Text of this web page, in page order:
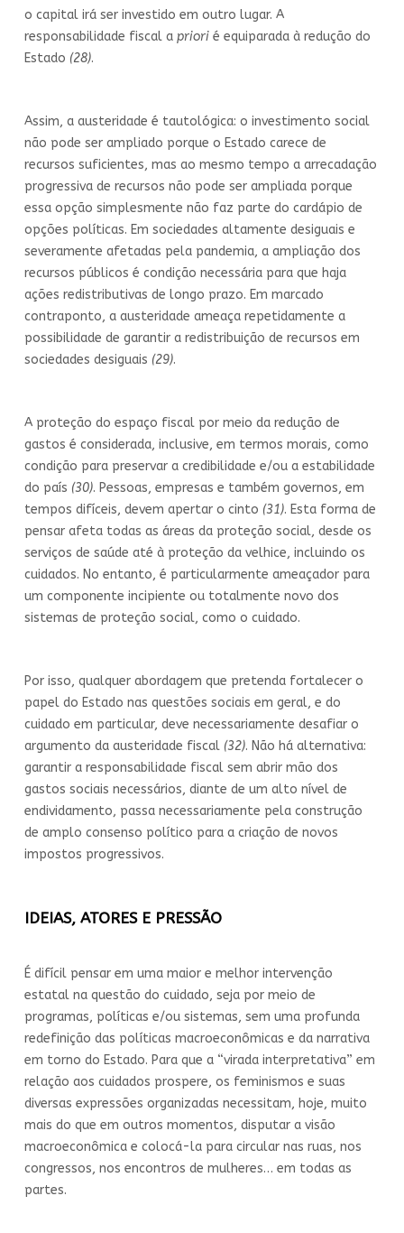
o capital irá ser investido em outro lugar. A
responsabilidade fiscal a priori é equiparada à redução do
Estado (28).
Assim, a austeridade é tautológica: o investimento social
não pode ser ampliado porque o Estado carece de
recursos suficientes, mas ao mesmo tempo a arrecadação
progressiva de recursos não pode ser ampliada porque
essa opção simplesmente não faz parte do cardápio de
opções políticas. Em sociedades altamente desiguais e
severamente afetadas pela pandemia, a ampliação dos
recursos públicos é condição necessária para que haja
ações redistributivas de longo prazo. Em marcado
contraponto, a austeridade ameaça repetidamente a
possibilidade de garantir a redistribuição de recursos em
sociedades desiguais (29).
A proteção do espaço fiscal por meio da redução de
gastos é considerada, inclusive, em termos morais, como
condição para preservar a credibilidade e/ou a estabilidade
do país (30). Pessoas, empresas e também governos, em
tempos difíceis, devem apertar o cinto (31). Esta forma de
pensar afeta todas as áreas da proteção social, desde os
serviços de saúde até à proteção da velhice, incluindo os
cuidados. No entanto, é particularmente ameaçador para
um componente incipiente ou totalmente novo dos
sistemas de proteção social, como o cuidado.
Por isso, qualquer abordagem que pretenda fortalecer o
papel do Estado nas questões sociais em geral, e do
cuidado em particular, deve necessariamente desafiar o
argumento da austeridade fiscal (32). Não há alternativa:
garantir a responsabilidade fiscal sem abrir mão dos
gastos sociais necessários, diante de um alto nível de
endividamento, passa necessariamente pela construção
de amplo consenso político para a criação de novos
impostos progressivos.
IDEIAS, ATORES E PRESSÃO
É difícil pensar em uma maior e melhor intervenção
estatal na questão do cuidado, seja por meio de
programas, políticas e/ou sistemas, sem uma profunda
redefinição das políticas macroeconômicas e da narrativa
em torno do Estado. Para que a “virada interpretativa” em
relação aos cuidados prospere, os feminismos e suas
diversas expressões organizadas necessitam, hoje, muito
mais do que em outros momentos, disputar a visão
macroeconômica e colocá-la para circular nas ruas, nos
congressos, nos encontros de mulheres… em todas as
partes.